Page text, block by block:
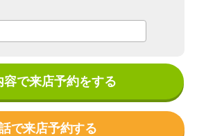
容で来店予約をする
で来店予約する